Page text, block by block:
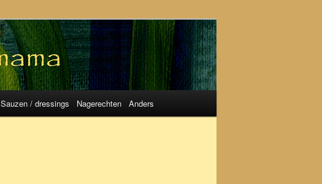
Sauzen / dressings Nagerechten Anders